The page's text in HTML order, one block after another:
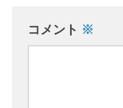
コメント ※